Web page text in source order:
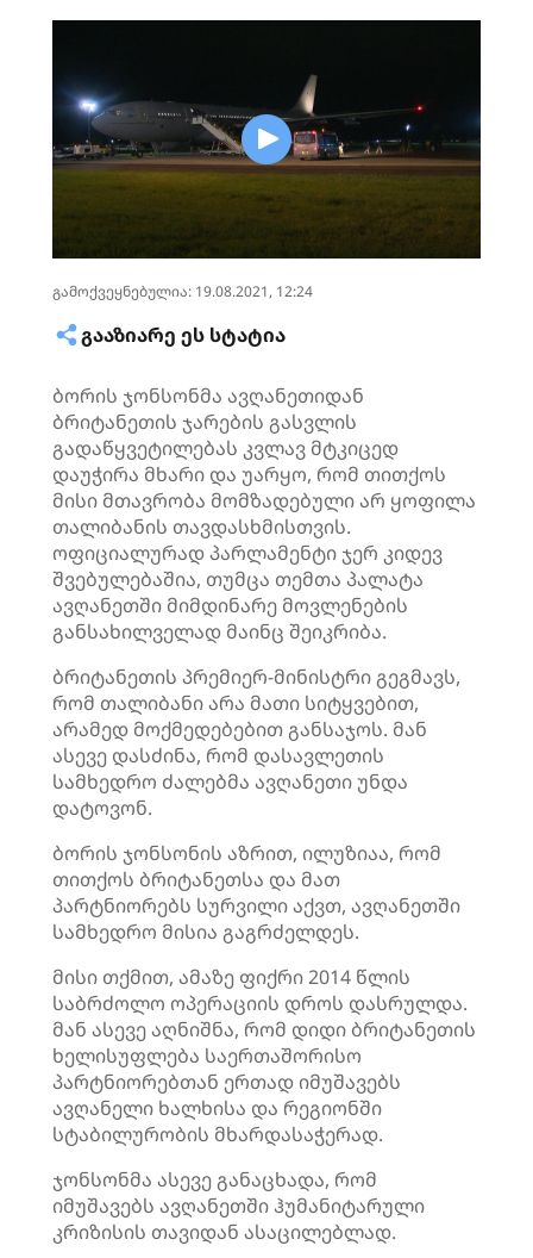
გამოქვეყნებულია: 19.08.2021, 12:24
ᲒᲐᲐᲖᲘᲐᲠᲔ ᲔᲡ ᲡᲢᲐᲢᲘᲐ
ბორის ჯონსონმა ავღანეთიდან
ბრიტანეთის ჯარების გასვლის
გადაწყვეტილებას კვლავ მტკიცედ
დაუჭირა მხარი და უარყო, რომ თითქოს
მისი მთავრობა მომზადებული არ ყოფილა
თალიბანის თავდასხმისთვის.
ოფიციალურად პარლამენტი ჯერ კიდევ
შვებულებაშია, თუმცა თემთა პალატა
ავღანეთში მიმდინარე მოვლენების
განსახილველად მაინც შეიკრიბა.
ბრიტანეთის პრემიერ-მინისტრი გეგმავს,
რომ თალიბანი არა მათი სიტყვებით,
არამედ მოქმედებებით განსაჯოს. მან
ასევე დასძინა, რომ დასავლეთის
სამხედრო ძალებმა ავღანეთი უნდა
დატოვონ.
ბორის ჯონსონის აზრით, ილუზიაა, რომ
თითქოს ბრიტანეთსა და მათ
პარტნიორებს სურვილი აქვთ, ავღანეთში
სამხედრო მისია გაგრძელდეს.
მისი თქმით, ამაზე ფიქრი 2014 წლის
საბრძოლო ოპერაციის დროს დასრულდა.
მან ასევე აღნიშნა, რომ დიდი ბრიტანეთის
ხელისუფლება საერთაშორისო
პარტნიორებთან ერთად იმუშავებს
ავღანელი ხალხისა და რეგიონში
სტაბილურობის მხარდასაჭერად.
ჯონსონმა ასევე განაცხადა, რომ
იმუშავებს ავღანეთში ჰუმანიტარული
კრიზისის თავიდან ასაცილებლად.